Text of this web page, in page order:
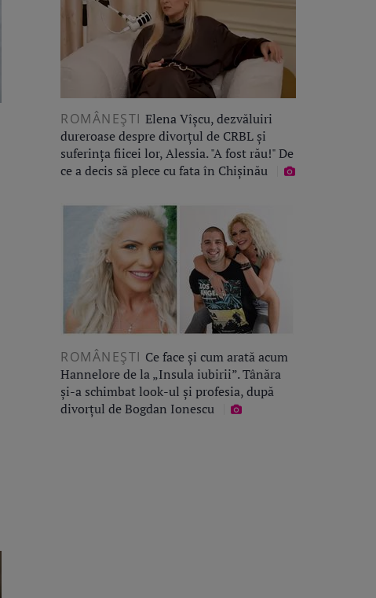
ROMÂNEŞTI Elena Vîșcu, dezvăluiri
dureroase despre divorțul de CRBL și
suferința fiicei lor, Alessia. "A fost rău!" De
ce a decis să plece cu fata în Chișinău
ROMÂNEŞTI Ce face și cum arată acum
Hannelore de la „Insula iubirii”. Tânăra
și-a schimbat look-ul și profesia, după
divorțul de Bogdan Ionescu